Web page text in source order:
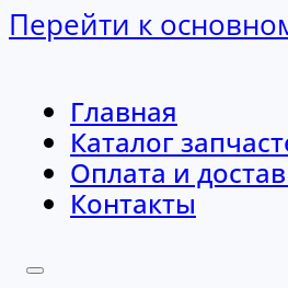
Перейти к
Главная
Каталог
Оплата и
Контакты